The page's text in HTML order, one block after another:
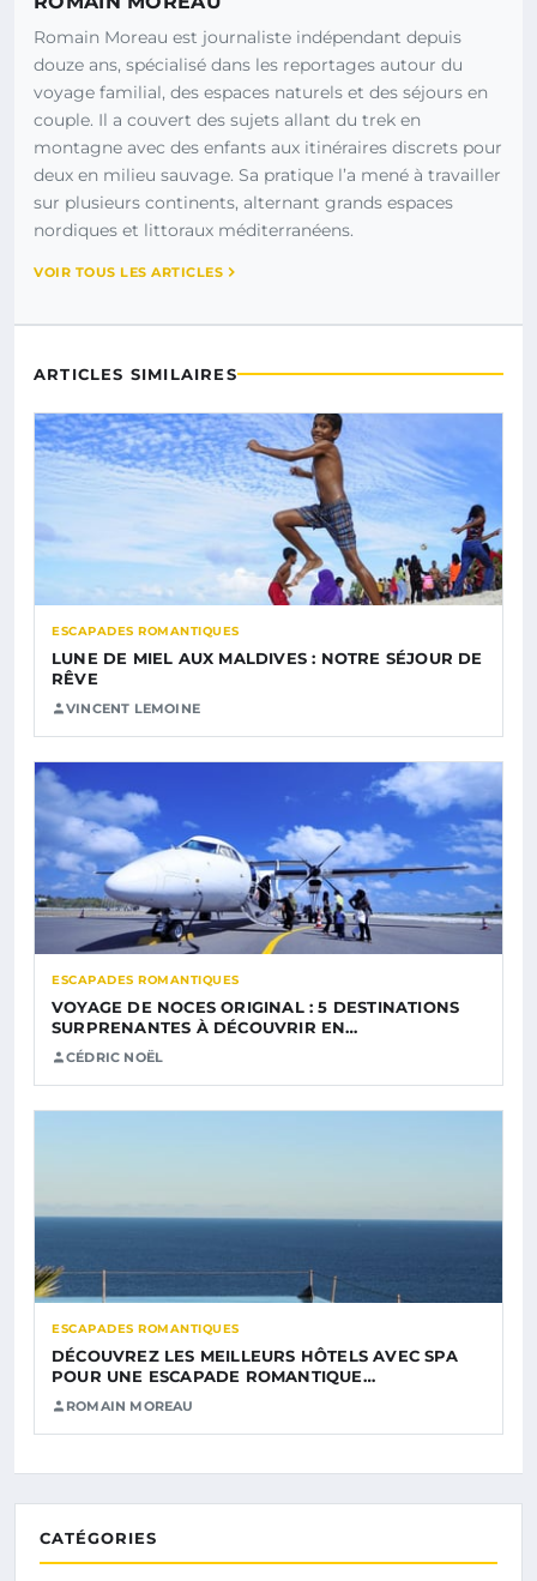
Romain Moreau est journaliste indépendant depuis
douze ans, spécialisé dans les reportages autour du
voyage familial, des espaces naturels et des séjours en
couple. Il a couvert des sujets allant du trek en
montagne avec des enfants aux itinéraires discrets pour
deux en milieu sauvage. Sa pratique l’a mené à travailler
sur plusieurs continents, alternant grands espaces
nordiques et littoraux méditerranéens.
VOIR TOUS LES ARTICLES
ARTICLES SIMILAIRES
ESCAPADES ROMANTIQUES
LUNE DE MIEL AUX MALDIVES : NOTRE SÉJOUR DE
RÊVE
VINCENT LEMOINE
ESCAPADES ROMANTIQUES
VOYAGE DE NOCES ORIGINAL : 5 DESTINATIONS
SURPRENANTES À DÉCOUVRIR EN…
CÉDRIC NOËL
ESCAPADES ROMANTIQUES
DÉCOUVREZ LES MEILLEURS HÔTELS AVEC SPA
POUR UNE ESCAPADE ROMANTIQUE…
ROMAIN MOREAU
CATÉGORIES